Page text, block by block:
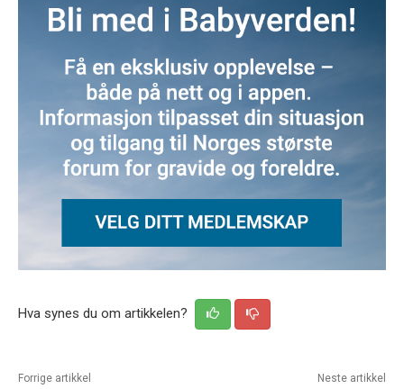
Hva synes du om artikkelen?
Forrige artikkel Neste artikkel